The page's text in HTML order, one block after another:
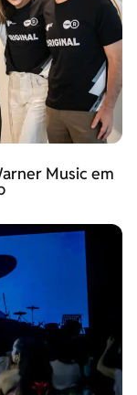
Music em